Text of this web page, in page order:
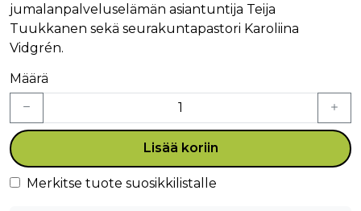
jumalanpalveluselämän asiantuntija Teija
Tuukkanen sekä seurakuntapastori Karoliina
Vidgrén.
Määrä
Lisää koriin
Merkitse tuote suosikkilistalle